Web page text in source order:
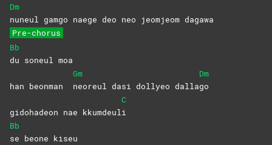
Dm
nuneul gamgo naege deo neo jeomjeom dagawa
Pre-chorus
Bb
du soneul moa
han beonman
Gm
neoreul dasi dollyeo dalla
Dm
go
gidohadeon nae kkumdeul
C
i
Bb
se beone kiseu